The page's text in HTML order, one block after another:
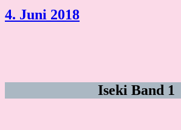
4. Juni 2018
Iseki Band 1